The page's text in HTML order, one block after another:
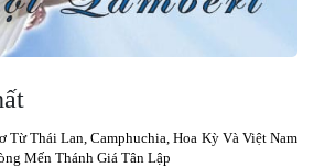
Từ Thái Lan, Camphuchia, Hoa Kỳ Và Việt Nam
Mến Thánh Giá Tân Lập